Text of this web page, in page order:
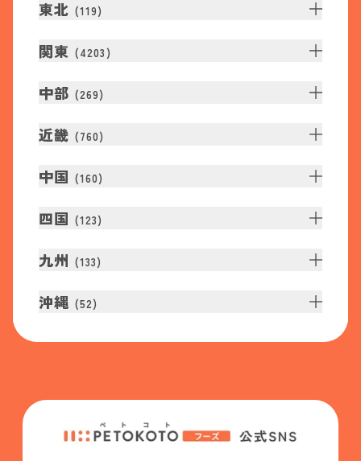
東北 (119)
関東 (4203 )
中部 (269)
近畿 (760)
中国 (160)
四国 (123)
九州 (133)
沖縄 (52)